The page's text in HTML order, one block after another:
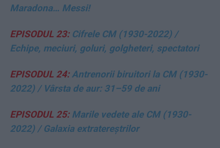
Maradona… Messi!
EPISODUL 23:Cifrele CM (1930-2022) /
Echipe, meciuri, goluri, golgheteri, spectatori
EPISODUL 24:Antrenorii biruitori la CM (1930-
2022) / Vârsta de aur: 31–59 de ani
EPISODUL 25:Marile vedete ale CM (1930-
2022) / Galaxia extratereștrilor